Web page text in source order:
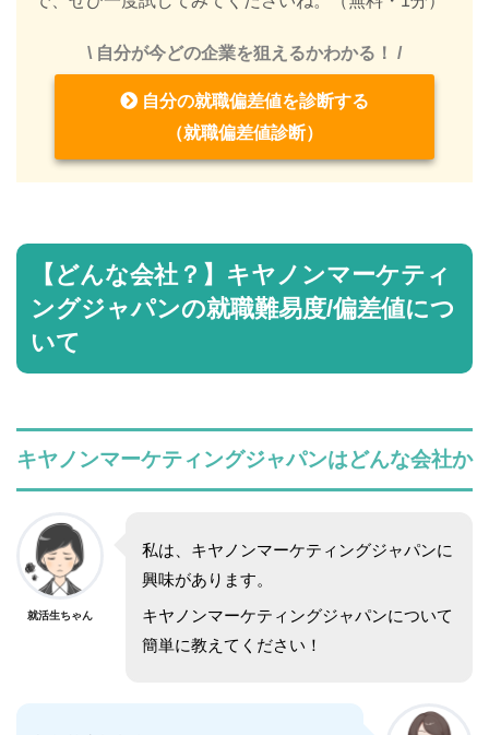
\ 自分が今どの企業を狙えるかわかる！ /
自分の就職偏差値を診断する
（就職偏差値診断）
【どんな会社？】キヤノンマーケティ
ングジャパンの就職難易度/偏差値につ
いて
キヤノンマーケティングジャパンはどんな会社か
就活生ちゃん
私は、キヤノンマーケティングジャパンに
興味があります。
キヤノンマーケティングジャパンについて
簡単に教えてください！